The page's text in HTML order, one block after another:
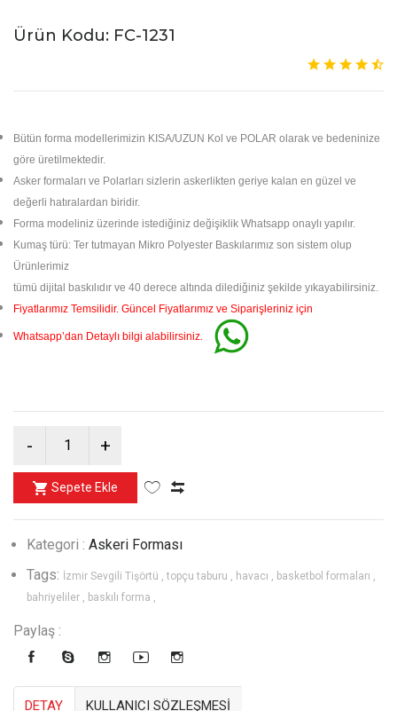
Ürün Kodu: FC-1231
Bütün forma modellerimizin KISA/UZUN Kol ve POLAR olarak ve bedeninize
göre üretilmektedir.
Asker formaları ve Polarları sizlerin askerlikten geriye kalan en güzel ve
değerli hatıralardan biridir.
Forma modeliniz üzerinde istediğiniz değişiklik Whatsapp onaylı yapılır.
Kumaş türü: Ter tutmayan Mikro Polyester Baskılarımız son sistem olup
Ürünlerimiz
tümü dijital baskılıdır ve 40 derece altında dilediğiniz şekilde yıkayabilirsiniz.
Fiyatlarımız Temsilidir. Güncel Fiyatlarımız ve Siparişleriniz için
Whatsapp’dan Detaylı bilgi alabilirsiniz.
Sepete Ekle
Kategori : Askeri Forması
Tags: İzmir Sevgili Tişörtü , topçu taburu , havacı ,
basketbol formaları ,
bahriyeliler ,
baskılı forma ,
Paylaş :
DETAY KULLANICI SÖZLEŞMESİ